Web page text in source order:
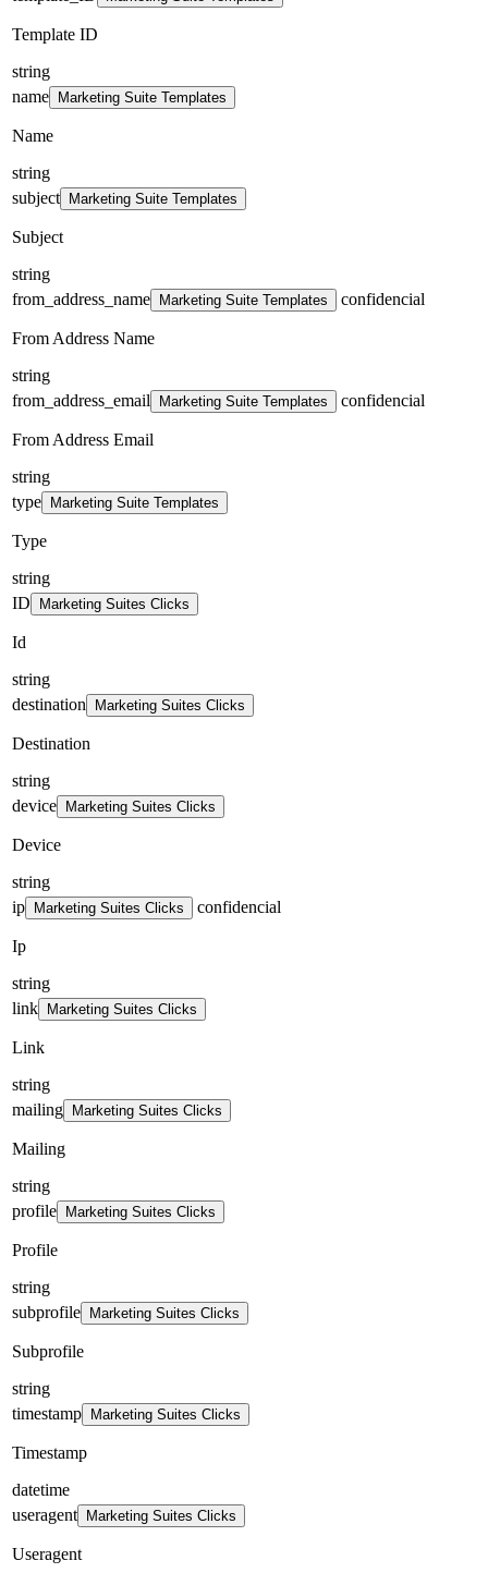
Template ID
string
name
Marketing Suite Templates
Name
string
subject
Marketing Suite Templates
Subject
string
from_address_name
Marketing Suite Templates confidencial
From Address Name
string
from_address_email
Marketing Suite Templates confidencial
From Address Email
string
type
Marketing Suite Templates
Type
string
ID
Marketing Suites Clicks
Id
string
destination
Marketing Suites Clicks
Destination
string
device
Marketing Suites Clicks
Device
string
ip
Marketing Suites Clicks confidencial
Ip
string
link
Marketing Suites Clicks
Link
string
mailing
Marketing Suites Clicks
Mailing
string
profile
Marketing Suites Clicks
Profile
string
subprofile
Marketing Suites Clicks
Subprofile
string
timestamp
Marketing Suites Clicks
Timestamp
datetime
useragent
Marketing Suites Clicks
Useragent